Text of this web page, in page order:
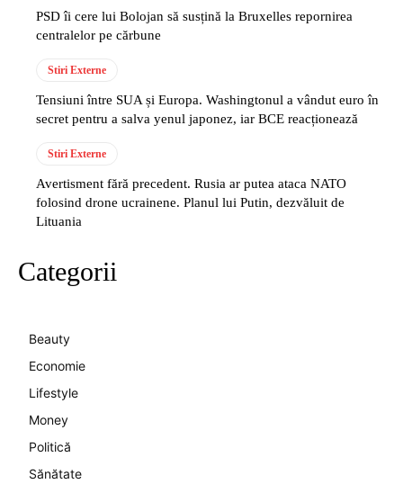
PSD îi cere lui Bolojan să susțină la Bruxelles repornirea
centralelor pe cărbune
Stiri Externe
Tensiuni între SUA și Europa. Washingtonul a vândut euro în
secret pentru a salva yenul japonez, iar BCE reacționează
Stiri Externe
Avertisment fără precedent. Rusia ar putea ataca NATO
folosind drone ucrainene. Planul lui Putin, dezvăluit de
Lituania
Categorii
Beauty
Economie
Lifestyle
Money
Politică
Sănătate